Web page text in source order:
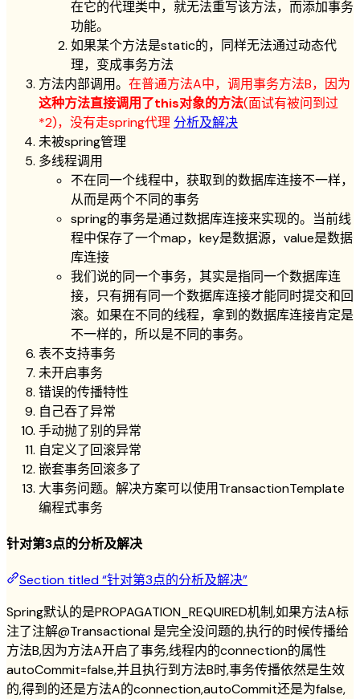
在它的代理类中，就无法重写该方法，而添加事务
功能。
如果某个方法是static的，同样无法通过动态代
理，变成事务方法
方法内部调用。 在普通方法A中，调用事务方法B，因为
这种方法直接调用了this对象的方法(面试有被问到过
*2)，没有走spring代理 分析及解决
未被spring管理
多线程调用
不在同一个线程中，获取到的数据库连接不一样，
从而是两个不同的事务
spring的事务是通过数据库连接来实现的。当前线
程中保存了一个map，key是数据源，value是数据
库连接
我们说的同一个事务，其实是指同一个数据库连
接，只有拥有同一个数据库连接才能同时提交和回
滚。如果在不同的线程，拿到的数据库连接肯定是
不一样的，所以是不同的事务。
表不支持事务
未开启事务
错误的传播特性
自己吞了异常
手动抛了别的异常
自定义了回滚异常
嵌套事务回滚多了
大事务问题。解决方案可以使用TransactionTemplate
编程式事务
针对第3点的分析及解决
Section titled “针对第3点的分析及解决”
Spring默认的是PROPAGATION_REQUIRED机制,如果方法A标
注了注解@Transactional 是完全没问题的,执行的时候传播给
方法B,因为方法A开启了事务,线程内的connection的属性
autoCommit=false,并且执行到方法B时,事务传播依然是生效
的,得到的还是方法A的connection,autoCommit还是为false,